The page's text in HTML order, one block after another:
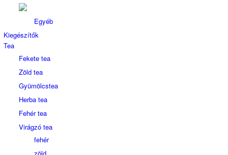
Egyéb
Kiegészítők
Tea
Fekete tea
Zöld tea
Gyümölcstea
Herba tea
Fehér tea
Virágzó tea
fehér